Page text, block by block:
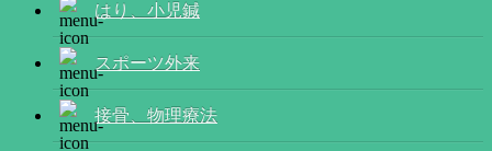
はり、小児鍼
スポーツ外来
接骨、物理療法